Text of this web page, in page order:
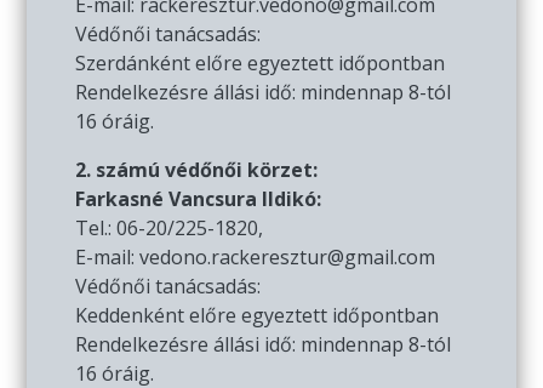
Védőnői tanácsadás:
Szerdánként előre egyeztett időpontban
Rendelkezésre állási idő: mindennap 8-tól
16 óráig.
2. számú védőnői körzet:
Farkasné Vancsura Ildikó:
Tel.: 06-20/225-1820,
E-mail: vedono.rackeresztur@gmail.com
Védőnői tanácsadás:
Keddenként előre egyeztett időpontban
Rendelkezésre állási idő: mindennap 8-tól
16 óráig.